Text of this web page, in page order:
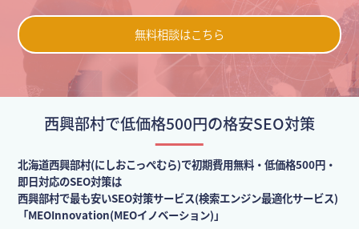
無料相談はこちら
西興部村で低価格500円の格安SEO対策
北海道西興部村(にしおこっぺむら)で初期費用無料・低価格500円・
即日対応のSEO対策は
西興部村で最も安いSEO対策サービス(検索エンジン最適化サービス)
「MEOInnovation(MEOイノベーション)」